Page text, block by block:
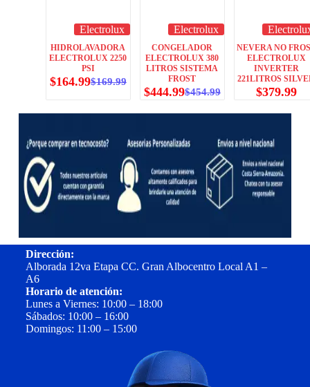
Electrolux
HIDROLAVADORA
ELECTROLUX 2250
PSI
$169.99
$164.99
Electrolux
CONGELADOR
ELECTROLUX 380
LITROS SISTEMA
FROST
$454.99
$444.99
NEVERA NO
ELECTROLUX
INVERTER
221LITROS
$379.99
Dirección:
Alborada 12va Etapa CC. Gran Albocentro Local A1 –
A6
Horario de atención:
Lunes a Viernes: 10:00 – 18:00
Sábados: 10:00 – 16:00
Domingos: 11:00 – 15:00